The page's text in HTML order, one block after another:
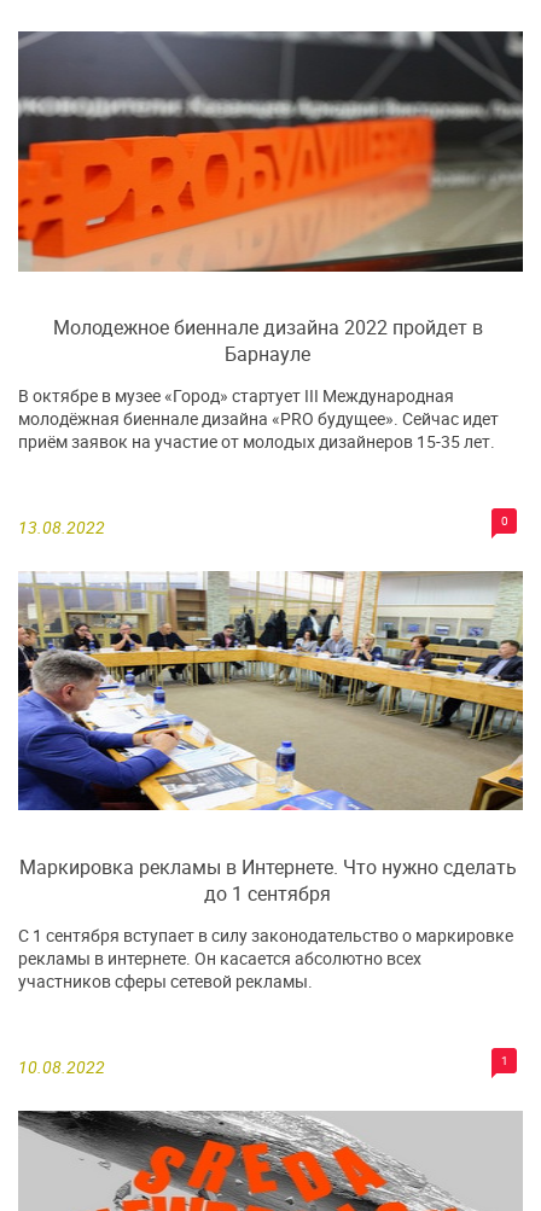
Молодежное биеннале дизайна 2022 пройдет в
Барнауле
13.08.2022 0
В октябре в музее «Город» стартует III Международная
молодёжная биеннале дизайна «PRO будущее». Сейчас идет
приём заявок на участие от молодых дизайнеров 15-35 лет.
Маркировка рекламы в Интернете. Что нужно сделать
до 1 сентября
10.08.2022 1
С 1 сентября вступает в силу законодательство о маркировке
рекламы в интернете. Он касается абсолютно всех
участников сферы сетевой рекламы.